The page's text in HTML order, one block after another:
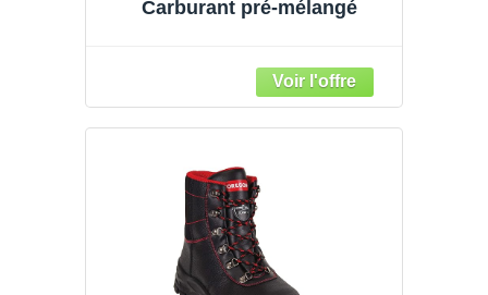
Carburant pré-mélangé